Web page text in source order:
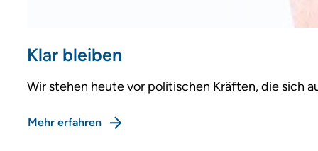
Klar bleiben
Wir stehen heute vor politischen Kräften, die sich
Mehr erfahren